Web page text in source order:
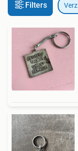
Filters